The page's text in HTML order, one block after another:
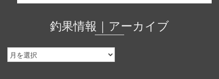
釣果情報｜アーカイブ
釣
果